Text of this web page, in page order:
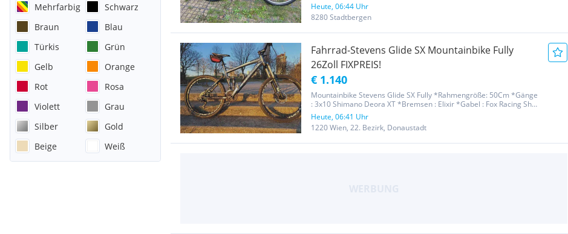
Mehrfarbig
Schwarz
Braun
Blau
Türkis
Grün
Gelb
Orange
Rot
Rosa
Violett
Grau
Silber
Gold
Beige
Weiß
Heute, 06:44 Uhr
8280 Stadtbergen
Fahrrad-Stevens Glide SX Mountainbike Fully
26Zoll FIXPREIS!
€ 1.140
Mountainbike Stevens Glide SX Fully *Rahmengröße: 50Cm *Gänge
: 3x10 Shimano Deora XT *Bremsen : Elixir *Gabel : Fox Racing Shox
*Dämpfer : Fox Performance Series FLOAT RP2 *Lenker : Scorpo
*Sattel : Rock Shox Verstellbar von dem Lenker *Felge : EASTON...
Heute, 06:41 Uhr
1220 Wien, 22. Bezirk, Donaustadt